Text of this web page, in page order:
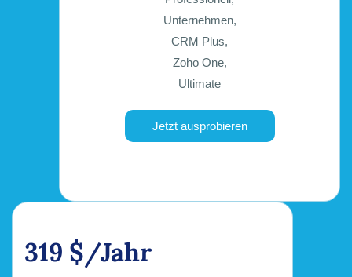
Unternehmen,
CRM Plus,
Zoho One,
Ultimate
Jetzt ausprobieren
319 $/Jahr